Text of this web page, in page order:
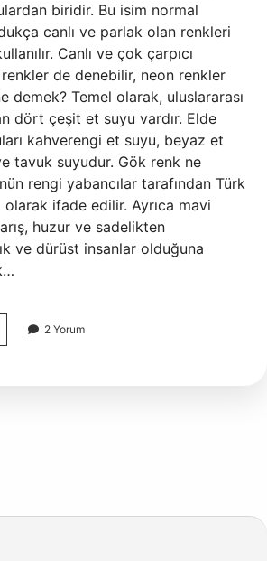
biridir. Bu isim normal
canlı ve parlak olan renkleri
Canlı ve çok çarpıcı
de denebilir, neon renkler
demek? Temel olarak, uluslararası
dört çeşit et suyu vardır. Elde
kahverengi et suyu, beyaz et
tavuk suyudur. Gök renk ne
rengi yabancılar tarafından Türk
ifade edilir. Ayrıca mavi
huzur ve sadelikten
ve dürüst insanlar olduğuna
2 Yorum